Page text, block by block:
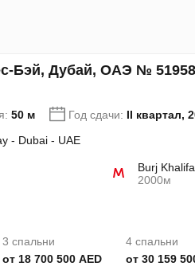
Бэй, Дубай, ОАЭ №
50 м Год сдачи: II квартал,
- Dubai - UAE
Burj
2000м
3 спальни
от 18 700 500 AED
4 спальни
от 30 159